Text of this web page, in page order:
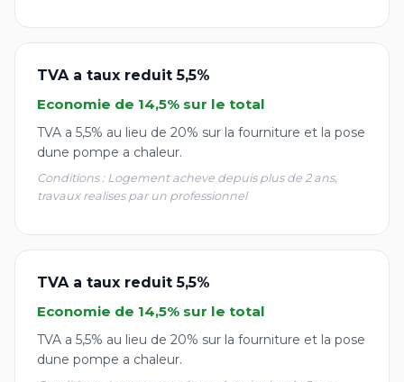
TVA a taux reduit 5,5%
Economie de 14,5% sur le total
TVA a 5,5% au lieu de 20% sur la fourniture et la pose
dune pompe a chaleur.
Conditions : Logement acheve depuis plus de 2 ans,
travaux realises par un professionnel
TVA a taux reduit 5,5%
Economie de 14,5% sur le total
TVA a 5,5% au lieu de 20% sur la fourniture et la pose
dune pompe a chaleur.